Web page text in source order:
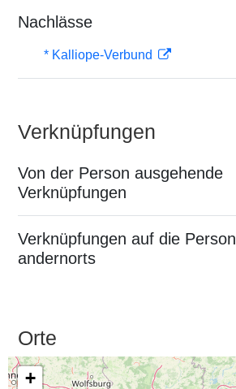
Nachlässe
* Kalliope-Verbund
Verknüpfungen
Von der Person ausgehende
Verknüpfungen
Verknüpfungen auf die Person
andernorts
Orte
+